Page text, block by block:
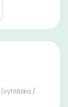
(vyhláška /